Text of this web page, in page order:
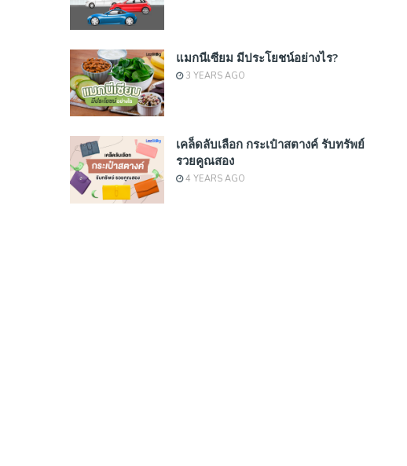
แมกนีเซียม มีประโยชน์อย่างไร?
3 YEARS AGO
เคล็ดลับเลือก กระเป๋าสตางค์ รับทรัพย์
รวยคูณสอง
4 YEARS AGO